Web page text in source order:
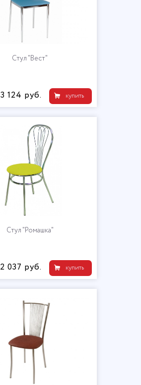
Стул "Вест"
купить
3 124 руб.
Стул "Ромашка"
купить
2 037 руб.